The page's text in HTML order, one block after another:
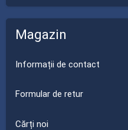
Magazin
Informații de contact
Formular de retur
Cărți noi